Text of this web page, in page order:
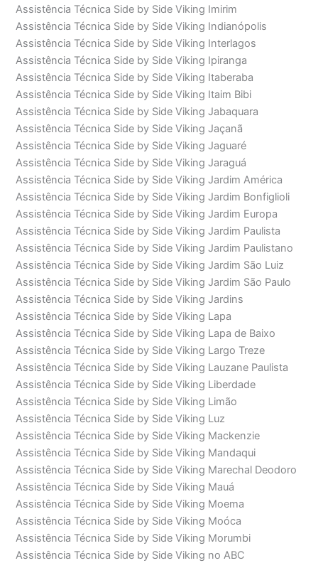
Assistência Técnica Side by Side Viking Imirim
Assistência Técnica Side by Side Viking Indianópolis
Assistência Técnica Side by Side Viking Interlagos
Assistência Técnica Side by Side Viking Ipiranga
Assistência Técnica Side by Side Viking Itaberaba
Assistência Técnica Side by Side Viking Itaim Bibi
Assistência Técnica Side by Side Viking Jabaquara
Assistência Técnica Side by Side Viking Jaçanã
Assistência Técnica Side by Side Viking Jaguaré
Assistência Técnica Side by Side Viking Jaraguá
Assistência Técnica Side by Side Viking Jardim América
Assistência Técnica Side by Side Viking Jardim Bonfiglioli
Assistência Técnica Side by Side Viking Jardim Europa
Assistência Técnica Side by Side Viking Jardim Paulista
Assistência Técnica Side by Side Viking Jardim Paulistano
Assistência Técnica Side by Side Viking Jardim São Luiz
Assistência Técnica Side by Side Viking Jardim São Paulo
Assistência Técnica Side by Side Viking Jardins
Assistência Técnica Side by Side Viking Lapa
Assistência Técnica Side by Side Viking Lapa de Baixo
Assistência Técnica Side by Side Viking Largo Treze
Assistência Técnica Side by Side Viking Lauzane Paulista
Assistência Técnica Side by Side Viking Liberdade
Assistência Técnica Side by Side Viking Limão
Assistência Técnica Side by Side Viking Luz
Assistência Técnica Side by Side Viking Mackenzie
Assistência Técnica Side by Side Viking Mandaqui
Assistência Técnica Side by Side Viking Marechal Deodoro
Assistência Técnica Side by Side Viking Mauá
Assistência Técnica Side by Side Viking Moema
Assistência Técnica Side by Side Viking Moóca
Assistência Técnica Side by Side Viking Morumbi
Assistência Técnica Side by Side Viking no ABC